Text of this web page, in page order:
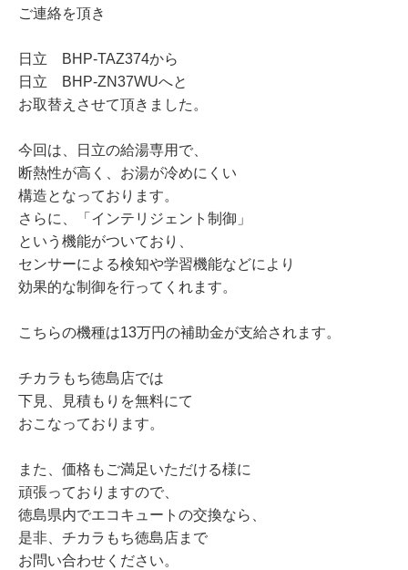
ご連絡を頂き
日立 BHP-TAZ374から
日立 BHP-ZN37WUへと
お取替えさせて頂きました。
今回は、日立の給湯専用で、
断熱性が高く、お湯が冷めにくい
構造となっております。
さらに、「インテリジェント制御」
という機能がついており、
センサーによる検知や学習機能などにより
効果的な制御を行ってくれます。
こちらの機種は13万円の補助金が支給されます。
チカラもち徳島店では
下見、見積もりを無料にて
おこなっております。
また、価格もご満足いただける様に
頑張っておりますので、
徳島県内でエコキュートの交換なら、
是非、チカラもち徳島店まで
お問い合わせください。